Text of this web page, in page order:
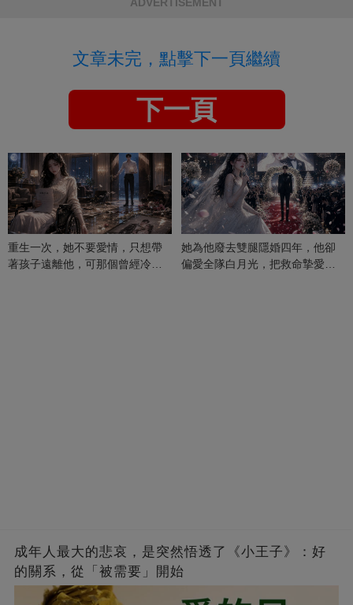
文章未完，點擊下一頁繼續
下一頁
重生一次，她不要愛情，只想帶
著孩子遠離他，可那個曾經冷漠
她為他廢去雙腿隱婚四年，他卻
偏愛全隊白月光，把救命摯愛當
成年人最大的悲哀，是突然悟透了《小王子》：好
的關系，從「被需要」開始